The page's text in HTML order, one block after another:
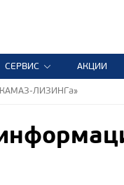
СЕРВИС АКЦИИ
ЛИЗИНГа»